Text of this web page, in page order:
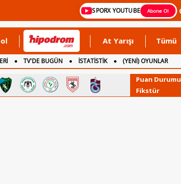
SPORX YOUTUBE Abone Ol
At Yarışı Tümü
TV'DE BUGÜN İSTATİSTİK
(YENİ) OYUNLAR
Puan Durumu
Fikstür